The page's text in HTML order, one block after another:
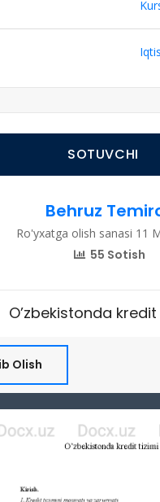
SOTUVCHI
Behruz
Ro'yxatga olish sanasi 11
55 Sotish
O’zbekistonda
Olish